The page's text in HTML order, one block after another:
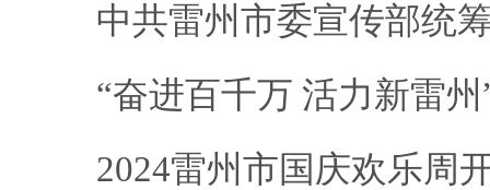
中共雷州市委宣传部统
“奋进百千万 活力新雷州
2024雷州市国庆欢乐周